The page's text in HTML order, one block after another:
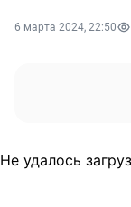
6 марта 2024, 22:50
Не удалось